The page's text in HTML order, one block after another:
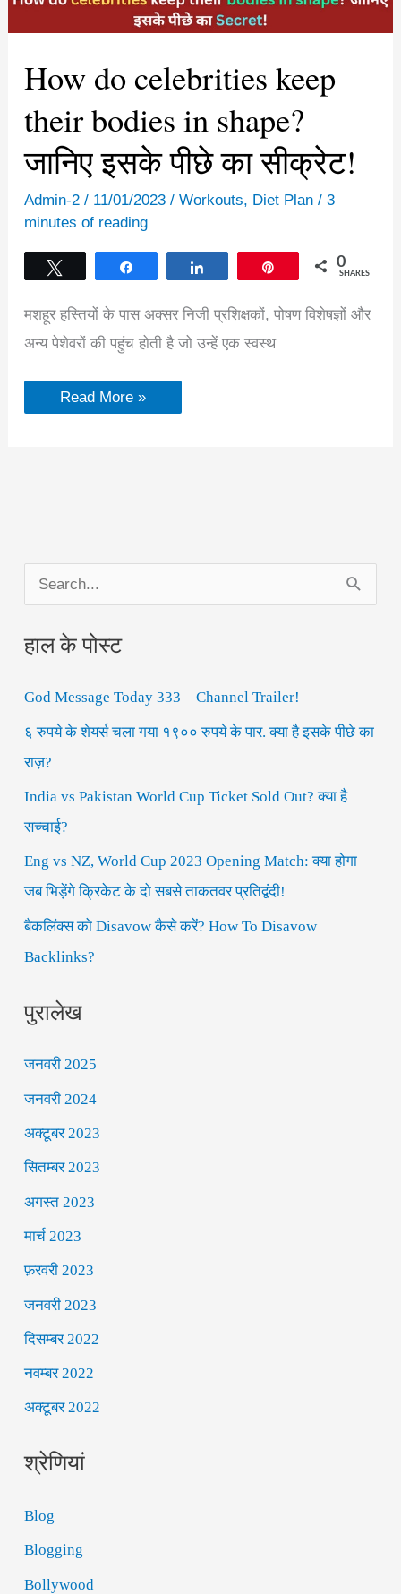
of
fruits
meals?
How do celebrities keep
their bodies in shape?
जानिए इसके पीछे का सीक्रेट!
Admin-2 / 11/01/2023 / Workouts, Diet Plan/ 3
minutes of reading
0
SHARES
मशहूर हस्तियों के पास अक्सर निजी प्रशिक्षकों, पोषण विशेषज्ञों और
अन्य पेशेवरों की पहुंच होती है जो उन्हें एक स्वस्थ
How
do
का
सीक्रेट!
Read More »
e
a
c
h
f
o
r
हाल के पोस्ट
God Message Today 333 – Channel Trailer!
६ रुपये के शेयर्स चला गया १९०० रुपये के पार. क्या है इसके पीछे का
राज़?
India vs Pakistan World Cup Ticket Sold Out? क्या है
सच्चाई?
Eng vs NZ, World Cup 2023 Opening Match: क्या होगा
जब भिड़ेंगे क्रिकेट के दो सबसे ताकतवर प्रतिद्वंदी!
बैकलिंक्स को Disavow कैसे करें? How To Disavow
Backlinks?
पुरालेख
जनवरी 2025
जनवरी 2024
अक्टूबर 2023
सितम्बर 2023
अगस्त 2023
मार्च 2023
फ़रवरी 2023
जनवरी 2023
दिसम्बर 2022
नवम्बर 2022
अक्टूबर 2022
श्रेणियां
Blog
Blogging
Bollywood